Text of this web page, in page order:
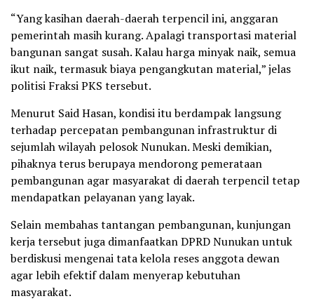
“Yang kasihan daerah-daerah terpencil ini, anggaran
pemerintah masih kurang. Apalagi transportasi material
bangunan sangat susah. Kalau harga minyak naik, semua
ikut naik, termasuk biaya pengangkutan material,” jelas
politisi Fraksi PKS tersebut.
Menurut Said Hasan, kondisi itu berdampak langsung
terhadap percepatan pembangunan infrastruktur di
sejumlah wilayah pelosok Nunukan. Meski demikian,
pihaknya terus berupaya mendorong pemerataan
pembangunan agar masyarakat di daerah terpencil tetap
mendapatkan pelayanan yang layak.
Selain membahas tantangan pembangunan, kunjungan
kerja tersebut juga dimanfaatkan DPRD Nunukan untuk
berdiskusi mengenai tata kelola reses anggota dewan
agar lebih efektif dalam menyerap kebutuhan
masyarakat.